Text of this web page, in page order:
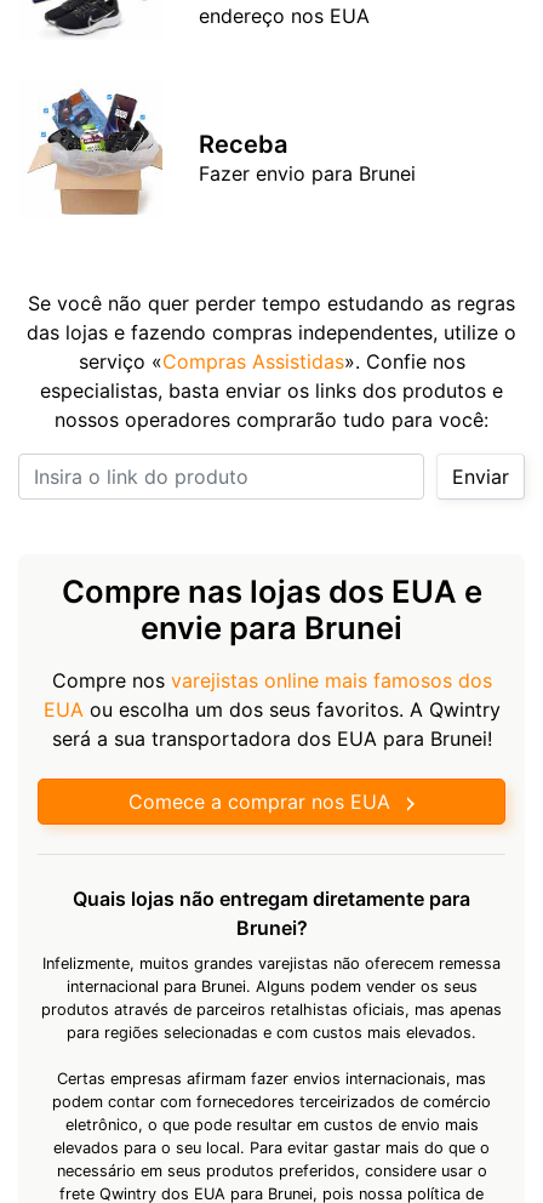
endereço nos EUA
Receba
Fazer envio para Brunei
Se você não quer perder tempo estudando as regras
das lojas e fazendo compras independentes, utilize o
serviço «Compras Assistidas». Confie nos
especialistas, basta enviar os links dos produtos e
nossos operadores comprarão tudo para você:
Insira o link do produto
Enviar
Compre nas lojas dos EUA e
envie para Brunei
Compre nos varejistas online mais famosos dos
EUAou escolha um dos seus favoritos. A Qwintry
será a sua transportadora dos EUA para Brunei!
Comece a comprar nos EUA
Quais lojas não entregam diretamente para
Brunei?
Infelizmente, muitos grandes varejistas não oferecem remessa
internacional para Brunei. Alguns podem vender os seus
produtos através de parceiros retalhistas oficiais, mas apenas
para regiões selecionadas e com custos mais elevados.
Certas empresas afirmam fazer envios internacionais, mas
podem contar com fornecedores terceirizados de comércio
eletrônico, o que pode resultar em custos de envio mais
elevados para o seu local. Para evitar gastar mais do que o
necessário em seus produtos preferidos, considere usar o
frete Qwintry dos EUA para Brunei, pois nossa política de